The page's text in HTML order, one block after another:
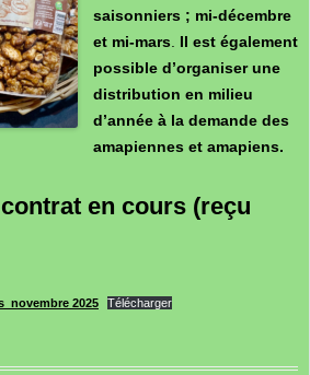
saisonniers ; mi-décembre
et mi-mars Il est également
possible d’organiser une
distribution en milieu
d’année à la demande des
amapiennes et amapiens.
en cours (reçu
2025 Télécharger